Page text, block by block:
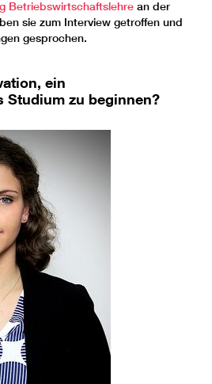
Betriebswirtschaftslehre an der
sie zum Interview getroffen und
gesprochen.
ein
Studium zu beginnen?